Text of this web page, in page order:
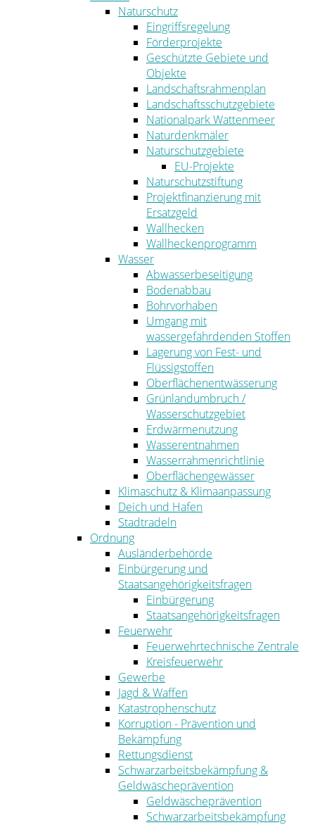
Naturschutz
Eingriffsregelung
Förderprojekte
Geschützte Gebiete und
Objekte
Landschaftsrahmenplan
Landschaftsschutzgebiete
Nationalpark Wattenmeer
Naturdenkmäler
Naturschutzgebiete
EU-Projekte
Naturschutzstiftung
Projektfinanzierung mit
Ersatzgeld
Wallhecken
Wallheckenprogramm
Wasser
Abwasserbeseitigung
Bodenabbau
Bohrvorhaben
Umgang mit
wassergefährdenden Stoffen
Lagerung von Fest- und
Flüssigstoffen
Oberflächenentwässerung
Grünlandumbruch /
Wasserschutzgebiet
Erdwärmenutzung
Wasserentnahmen
Wasserrahmenrichtlinie
Oberflächengewässer
Klimaschutz & Klimaanpassung
Deich und Hafen
Stadtradeln
Ordnung
Ausländerbehörde
Einbürgerung und
Staatsangehörigkeitsfragen
Einbürgerung
Staatsangehörigkeitsfragen
Feuerwehr
Feuerwehrtechnische Zentrale
Kreisfeuerwehr
Gewerbe
Jagd & Waffen
Katastrophenschutz
Korruption - Prävention und
Bekämpfung
Rettungsdienst
Schwarzarbeitsbekämpfung &
Geldwäscheprävention
Geldwäscheprävention
Schwarzarbeitsbekämpfung